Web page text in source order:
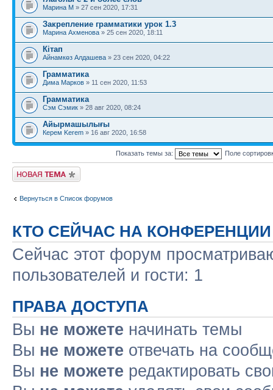
Марина М » 27 сен 2020, 17:31
Закрепление грамматики урок 1.3
Марина Ахменова » 25 сен 2020, 18:11
Кітап
Айнамкөз Алдашева » 23 сен 2020, 04:22
Грамматика
Дима Марков » 11 сен 2020, 11:53
Грамматика
Сэм Сэмик » 28 авг 2020, 08:24
Айырмашылығы
Керем Kerem » 16 авг 2020, 16:58
Показать темы за: Поле
Новая тема
Вернуться в Список форумов
КТО СЕЙЧАС НА КОНФЕРЕНЦИИ
Сейчас этот форум
пользователей и гости: 1
ПРАВА ДОСТУПА
Вы не можете начинать темы
Вы не можете отвечать на
Вы не можете редактировать